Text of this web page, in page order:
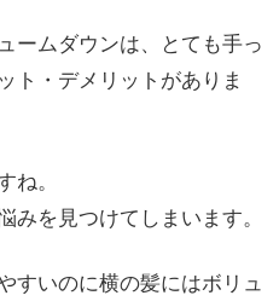
ームダウンは、とても手っ
ト・デメリットがありま
ね。
みを見つけてしまいます。
すいのに横の髪にはボリュ